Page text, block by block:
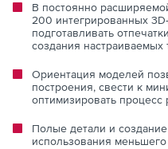
В постоянно
200 интегрированных
подготавливать
создания настраиваемых
Ориентация моделей
построения, свести к
оптимизировать процесс
Полые детали и
использования